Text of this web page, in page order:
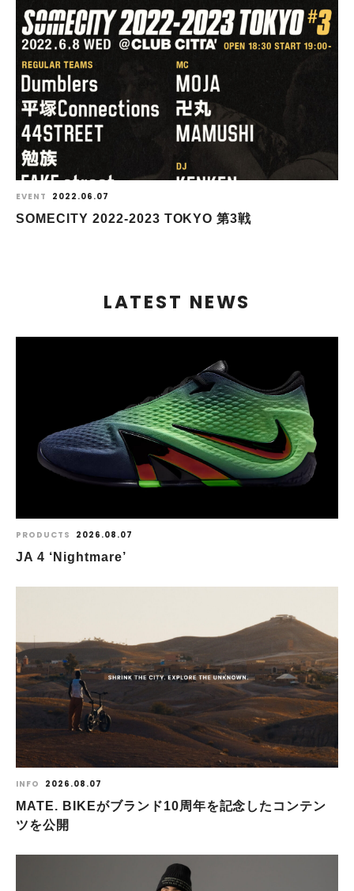
EVENT 2022.06.07
SOMECITY 2022-2023 TOKYO 第3戦
LATEST NEWS
PRODUCTS 2026.08.07
JA 4 ‘Nightmare’
INFO 2026.08.07
MATE. BIKEがブランド10周年を記念したコンテン
ツを公開